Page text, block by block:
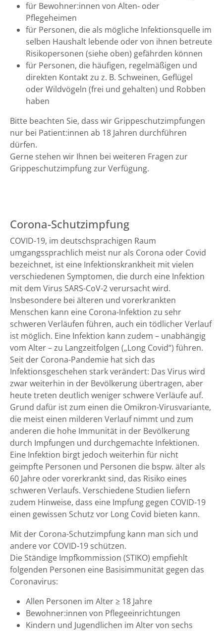
für Bewohner:innen von Alten- oder
Pflegeheimen
für Personen, die als mögliche Infektionsquelle im
selben Haushalt lebende oder von ihnen betreute
Risikopersonen (siehe oben) gefährden können
für Personen, die häufigen, regelmäßigen und
direkten Kontakt zu z. B. Schweinen, Geflügel
oder Wildvögeln (frei und gehalten) und Robben
haben
Bitte beachten Sie, dass wir Grippeschutzimpfungen
nur bei Patient:innen ab 18 Jahren durchführen
dürfen.
Gerne stehen wir Ihnen bei weiteren Fragen zur
Grippeschutzimpfung zur Verfügung.
Corona-Schutzimpfung
COVID-19, im deutschsprachigen Raum
umgangssprachlich meist nur als Corona oder Covid
bezeichnet, ist eine Infektionskrankheit mit vielen
verschiedenen Symptomen, die durch eine Infektion
mit dem Virus SARS-CoV-2 verursacht wird.
Insbesondere bei älteren und vorerkrankten
Menschen kann eine Corona-Infektion zu sehr
schweren Verläufen führen, auch ein tödlicher Verlauf
ist möglich. Eine Infektion kann zudem – unabhängig
vom Alter – zu Langzeitfolgen („Long Covid“) führen.
Seit der Corona-Pandemie hat sich das
Infektionsgeschehen stark verändert: Das Virus wird
zwar weiterhin in der Bevölkerung übertragen, aber
heute treten deutlich weniger schwere Verläufe auf.
Grund dafür ist zum einen die Omikron-Virusvariante,
die meist einen milderen Verlauf nimmt und zum
anderen die hohe Immunität in der Bevölkerung
durch Impfungen und durchgemachte Infektionen.
Eine Infektion birgt jedoch weiterhin für nicht
geimpfte Personen und Personen die bspw. älter als
60 Jahre oder vorerkrankt sind, das Risiko eines
schweren Verlaufs. Verschiedene Studien liefern
zudem Hinweise, dass eine Impfung gegen COVID-19
einen gewissen Schutz vor Long Covid bieten kann.
Mit der Corona-Schutzimpfung kann man sich und
andere vor COVID-19 schützen.
Die Ständige Impfkommission (STIKO) empfiehlt
folgenden Personen eine Basisimmunität gegen das
Coronavirus:
Allen Personen im Alter ≥ 18 Jahre
Bewohner:innen von Pflegeeinrichtungen
Kindern und Jugendlichen im Alter von sechs